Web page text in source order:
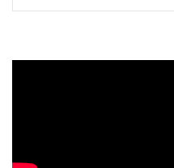
por: